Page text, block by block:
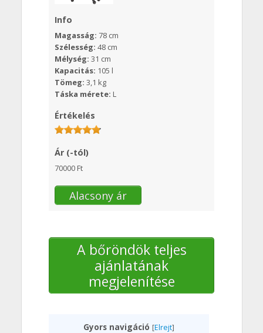
Info
Magasság: 78 cm
Szélesség: 48 cm
Mélység: 31 cm
Kapacitás: 105 l
Tömeg: 3,1 kg
Táska mérete: L
Értékelés
Ár (-tól)
70000 Ft
Alacsony ár
A bőröndök teljes
ajánlatának
megjelenítése
Gyors navigáció [Elrejt]